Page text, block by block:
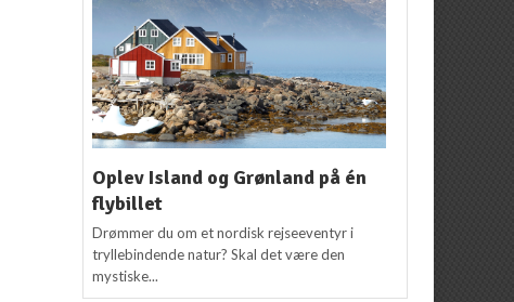
Oplev Island og Grønland på én
flybillet
Drømmer du om et nordisk rejseeventyr i
tryllebindende natur? Skal det være den
mystiske...